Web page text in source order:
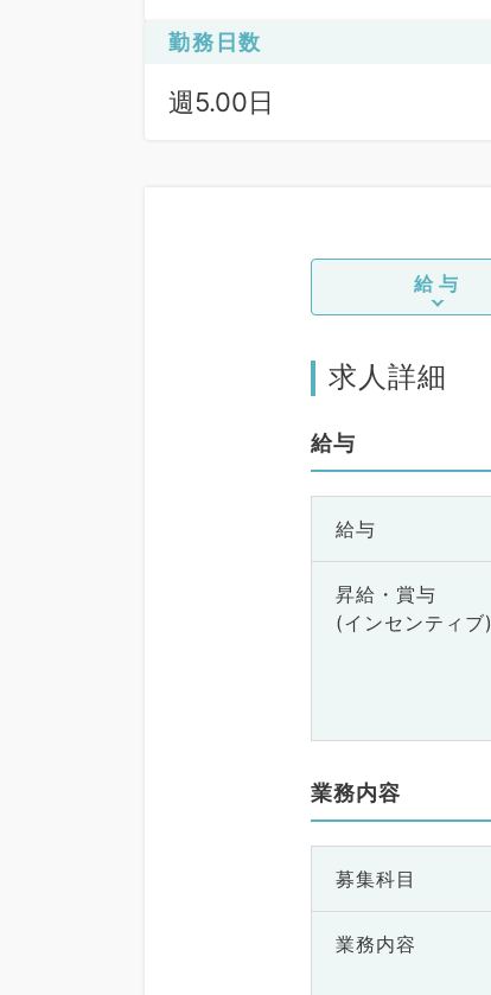
勤務日数
週5.00日
給与
求人詳細
給与
給与
昇給・賞与
(インセンティブ)
業務内容
募集科目
業務内容